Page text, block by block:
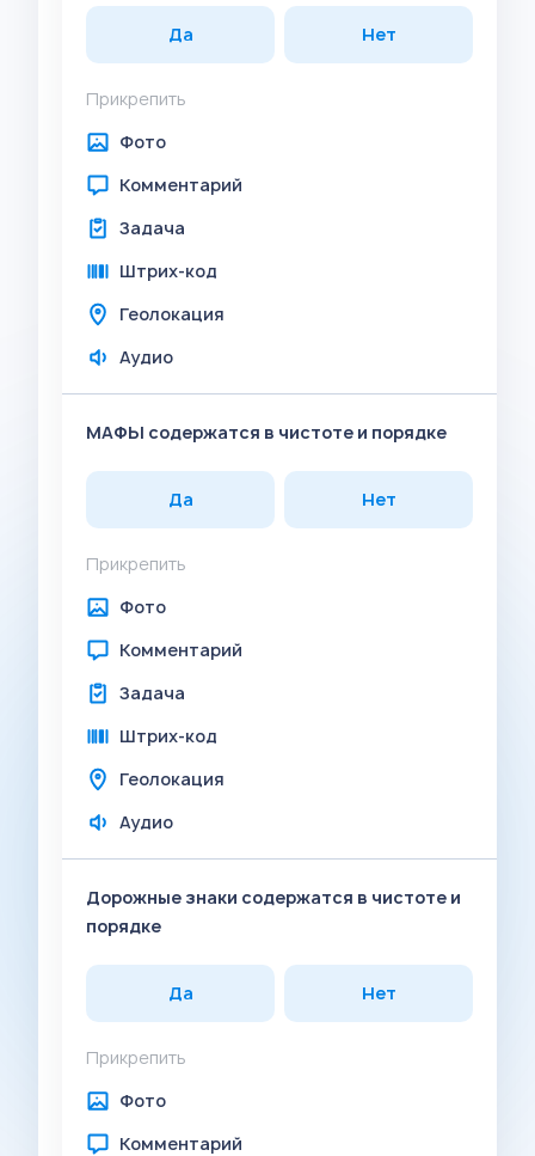
Да Нет
Прикрепить
Фото
Комментарий
Задача
Штрих-код
Геолокация
Аудио
МАФЫ содержатся в чистоте и порядке
Да Нет
Прикрепить
Фото
Комментарий
Задача
Штрих-код
Геолокация
Аудио
Дорожные знаки содержатся в чистоте и
порядке
Да Нет
Прикрепить
Фото
Комментарий